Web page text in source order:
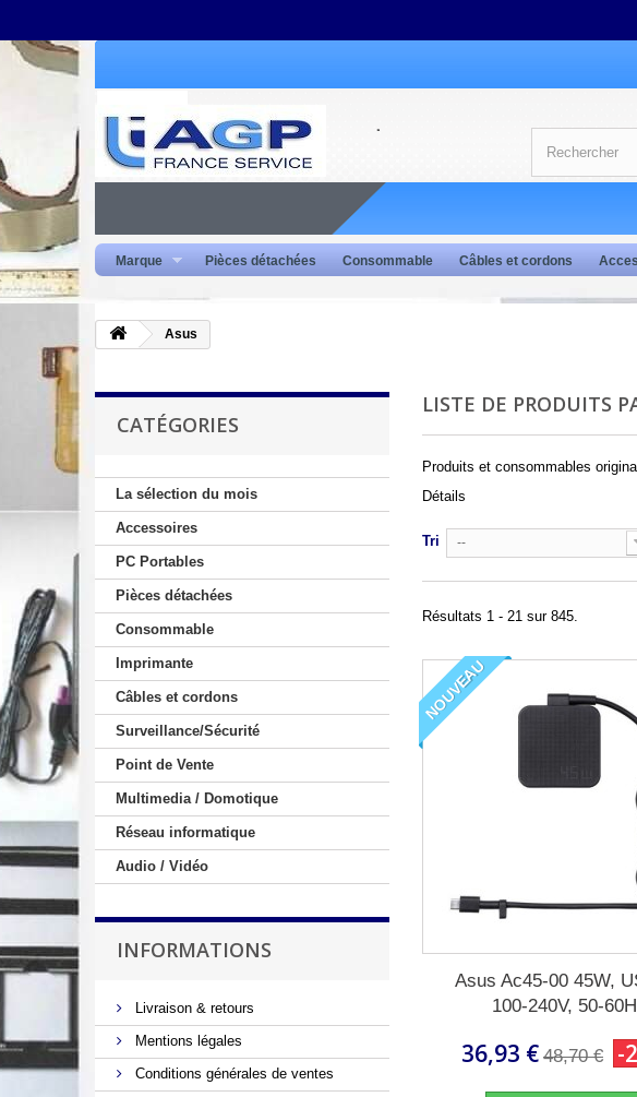
Marque Pièces détachées Consommable Câbles et cordons
Asus
CATÉGORIES
La sélection du mois
Accessoires
PC Portables
Pièces détachées
Consommable
Imprimante
Câbles et cordons
Surveillance/Sécurité
Point de Vente
Multimedia / Domotique
Réseau informatique
Audio / Vidéo
INFORMATIONS
Livraison & retours
Mentions légales
Conditions générales de ventes
LISTE DE PRODUITS
Produits et consommables
Détails
Tri --
Résultats 1 - 21 sur 845.
NOUVEAU
Asus Ac45-00 45W,
100-240V, 50-
36,93 € 48,70 € -